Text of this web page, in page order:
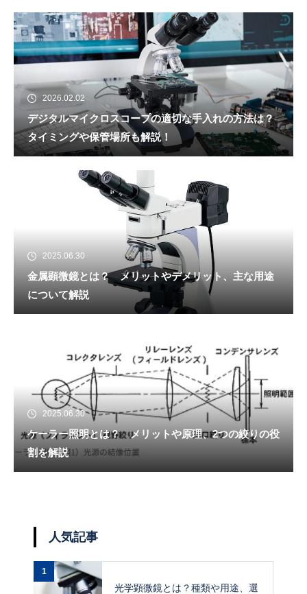
2026.02.02
デジタルマイクロスコープの適切な手入れの方法は？
タイミングや保管場所も解説！
2025.06.30
金属顕微鏡とは？ メリットやデメリット、主な用途
について解説
2025.06.30
ケーラー照明とは？ メリットや原理、2つの絞りの役
割を解説
人気記事
1
光学顕微鏡とは？種類や用途、選